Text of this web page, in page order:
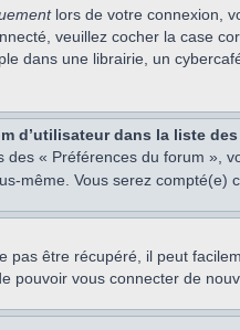
lors de votre connexion,
veuillez cocher la case
dans une librairie, un
d’utilisateur dans la liste
« Préférences du forum »,
même. Vous serez compté(e)
pas être récupéré, il peut
pouvoir vous connecter de